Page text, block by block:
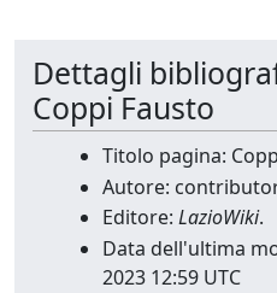
Dettagli
Coppi Fausto
Titolo pagina:
Autore:
Editore: LazioWiki.
Data dell'ultima
2023 12:59 UTC